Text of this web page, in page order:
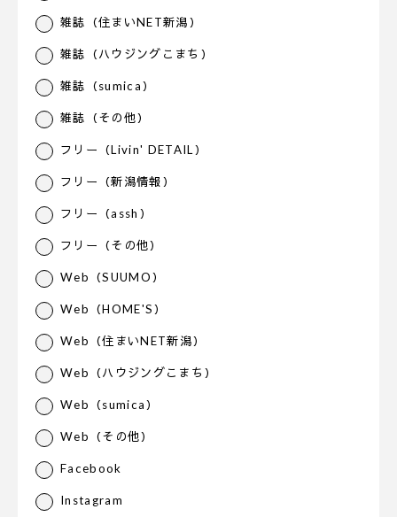
雑誌（住まいNET新潟）
雑誌（ハウジングこまち）
雑誌（sumica）
雑誌（その他）
フリー（Livin' DETAIL）
フリー（新潟情報）
フリー（assh）
フリー（その他）
Web（SUUMO）
Web（HOME'S）
Web（住まいNET新潟）
Web（ハウジングこまち）
Web（sumica）
Web（その他）
Facebook
Instagram